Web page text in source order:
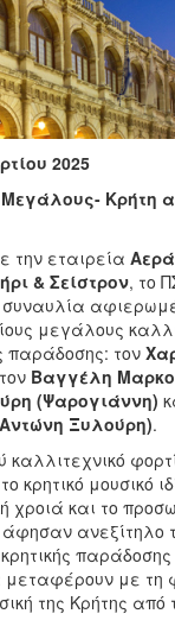
2025
Κρήτη
την εταιρεία
& Σείστρον, το
συναυλία
μεγάλους
παράδοσης: τον
Βαγγέλη
(Ψαρογιάννη)
Ξυλούρη).
κρητικό μουσικό
χροιά και το
ανεξίτηλο
παράδοσης
μεταφέρουν με τη
της Κρήτης από